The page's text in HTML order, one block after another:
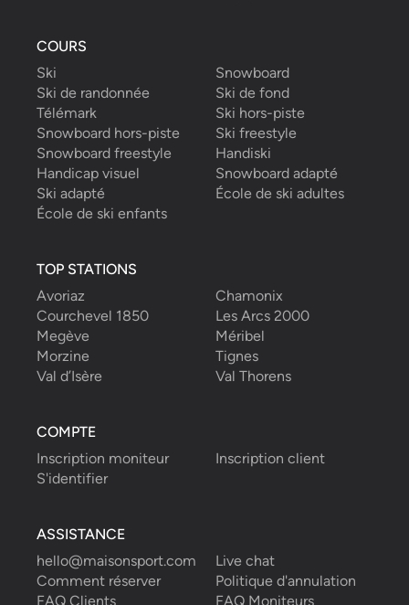
COURS
Ski
Snowboard
Ski de randonnée
Ski de fond
Télémark
Ski hors-piste
Snowboard hors-piste
Ski freestyle
Snowboard freestyle
Handiski
Handicap visuel
Snowboard adapté
Ski adapté
École de ski adultes
École de ski enfants
TOP STATIONS
Avoriaz
Chamonix
Courchevel 1850
Les Arcs 2000
Megève
Méribel
Morzine
Tignes
Val d’Isère
Val Thorens
COMPTE
Inscription moniteur
Inscription client
S'identifier
ASSISTANCE
hello@maisonsport.com
Live chat
Comment réserver
Politique d'annulation
FAQ Clients
FAQ Moniteurs